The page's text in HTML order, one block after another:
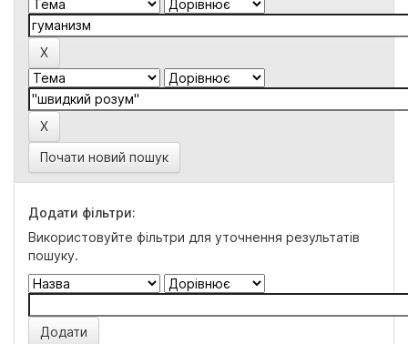
Почати новий пошук
Додати фільтри:
Використовуйте фільтри для уточнення результатів
пошуку.